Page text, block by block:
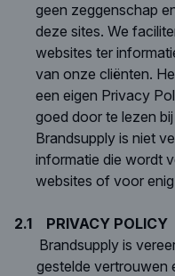
geen zeggenschap
deze sites. We
websites ter
van onze cliënten.
een eigen Privacy
goed door te lezen
Brandsupply is niet
informatie die wordt
websites of voor
2.1
PRIVACY POLICY
Brandsupply is
gestelde vertrouwen